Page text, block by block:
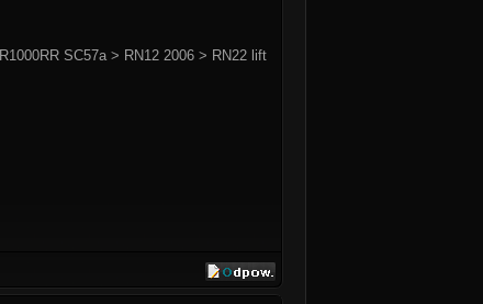
SC57a > RN12 2006 > RN22 lift